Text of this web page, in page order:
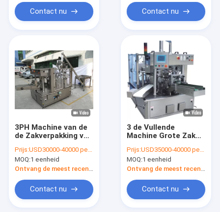
Producten
Over ons
Contacteer ons
Horizontale de Verpakkingsmachine van de Stroomomslag
De vorm vult de Machine van de Verbindingsverpakking
Krimp Verpakkingsmachine
Contact nu Contact nu
3PH Machine van de
de Zakverpakking van
de Roterende, de
Vlakke Verzegelende
Machine van
Prijs:USD30000-40000 per set
MOQ:1 eenheid
Ontvang de meest recente Prijs
Contact nu
3 de Vullende
Machine Grote Zak
Premade Zak
Roterende het
Verzegelen 20ppm
Prijs:USD35000-40000 per set
MOQ:1 eenheid
Ontvang de meest recente Prijs
Contact nu